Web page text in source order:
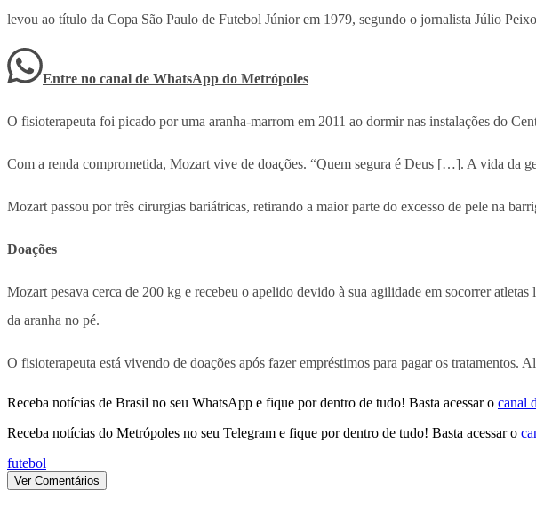
levou ao título da Copa São Paulo de Futebol Júnior em 1979, segundo o jornalista Júlio
Entre no canal de WhatsApp do Metrópoles
O fisioterapeuta foi picado por uma aranha-marrom em 2011 ao dormir nas instalações do
Com a renda comprometida, Mozart vive de doações. “Quem segura é Deus […]. A vida da
Mozart passou por três cirurgias bariátricas, retirando a maior parte do excesso de pele na
Doações
Mozart pesava cerca de 200 kg e recebeu o apelido devido à sua agilidade em socorrer
da aranha no pé.
O fisioterapeuta está vivendo de doações após fazer empréstimos para pagar os
Receba notícias de Brasil no seu WhatsApp e fique por dentro de tudo! Basta acessar o canal
Receba notícias do Metrópoles no seu Telegram e fique por dentro de tudo! Basta acessar o
futebol
Ver Comentários